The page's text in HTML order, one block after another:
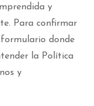
y
Para confirmar
donde
la Política
y